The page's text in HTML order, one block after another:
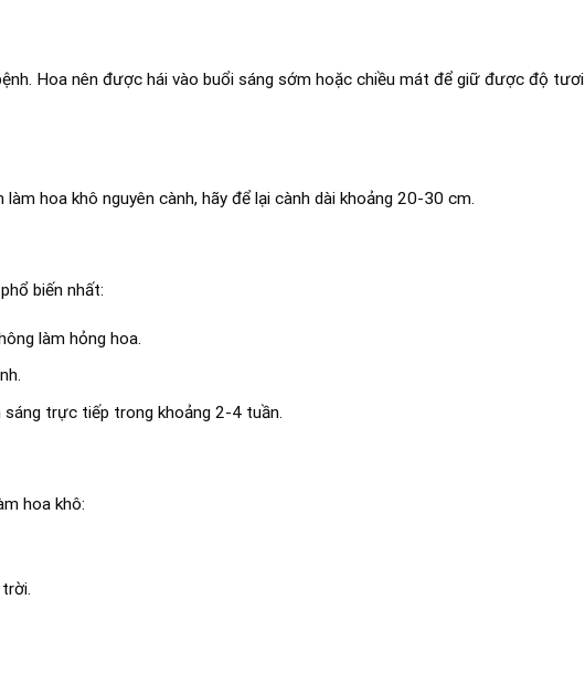
Hoa nên được hái vào buổi sáng sớm hoặc chiều mát để giữ được độ tươi
hoa khô nguyên cành, hãy để lại cành dài khoảng 20-30 cm.
biến nhất:
làm hỏng hoa.
trực tiếp trong khoảng 2-4 tuần.
hoa khô: